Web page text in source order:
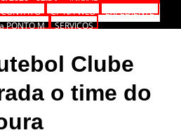
CONTATO CP NA WEB
EXPEDIENTE
PONTO M
SERVIÇOS
Clube
o time do